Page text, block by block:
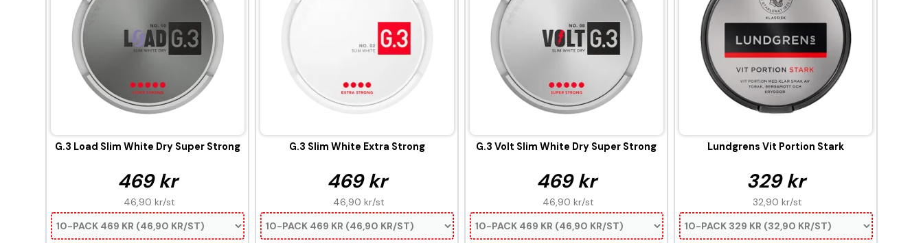
G.3 Load Slim White Dry Super Strong
469 kr
46,90 kr/st
G.3 Slim White Extra Strong
469 kr
46,90 kr/st
G.3 Volt Slim White Dry Super Strong
469 kr
46,90 kr/st
Lundgrens Vit Portion Stark
329 kr
32,90 kr/st